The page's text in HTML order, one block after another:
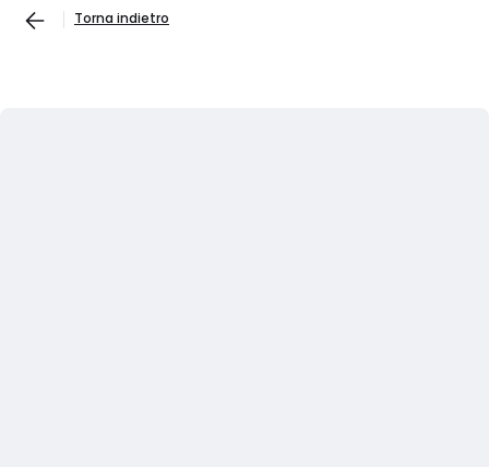
Torna indietro